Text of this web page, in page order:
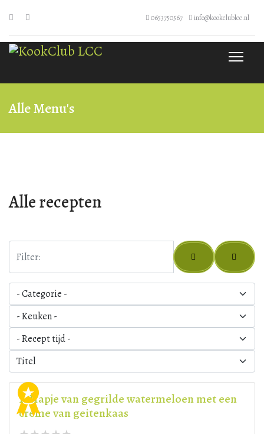
0653750567 info@kookclublcc.nl
Alle Menu's
Alle recepten
1. Hapje van gegrilde watermeloen met een
crème van geitenkaas